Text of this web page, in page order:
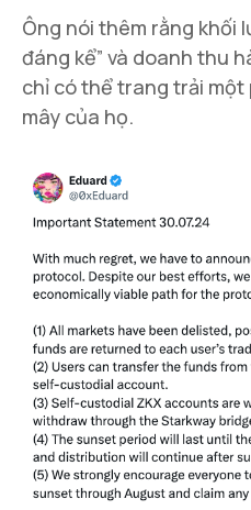
Ông nói thêm rằng khối
đáng kể” và doanh thu
chỉ có thể trang trải một
mây của họ.